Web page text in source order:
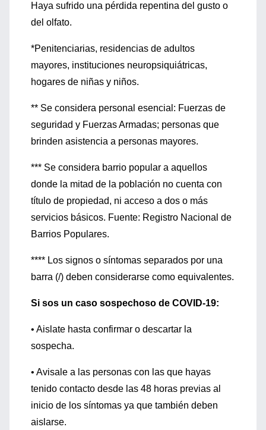
Haya sufrido una pérdida repentina del gusto o
del olfato.
*Penitenciarias, residencias de adultos
mayores, instituciones neuropsiquiátricas,
hogares de niñas y niños.
** Se considera personal esencial: Fuerzas de
seguridad y Fuerzas Armadas; personas que
brinden asistencia a personas mayores.
*** Se considera barrio popular a aquellos
donde la mitad de la población no cuenta con
título de propiedad, ni acceso a dos o más
servicios básicos. Fuente: Registro Nacional de
Barrios Populares.
**** Los signos o síntomas separados por una
barra (/) deben considerarse como equivalentes.
Si sos un caso sospechoso de COVID-19:
• Aislate hasta confirmar o descartar la
sospecha.
• Avisale a las personas con las que hayas
tenido contacto desde las 48 horas previas al
inicio de los síntomas ya que también deben
aislarse.